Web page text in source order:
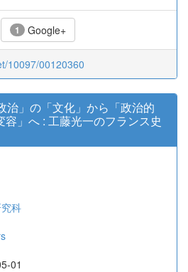
1 Google+
10097/00120360
治」の「⽂化」から「政治的
」へ : ⼯藤光⼀のフランス史
科
01